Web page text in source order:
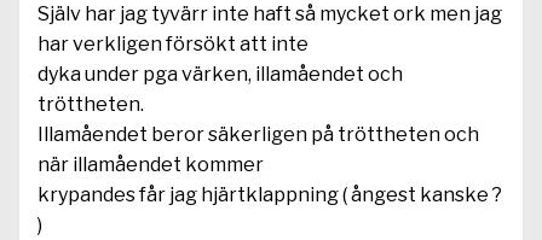
Själv har jag tyvärr inte haft så mycket ork men jag
har verkligen försökt att inte
dyka under pga värken, illamåendet och
tröttheten.
Illamåendet beror säkerligen på tröttheten och
när illamåendet kommer
krypandes får jag hjärtklappning ( ångest kanske ?
)